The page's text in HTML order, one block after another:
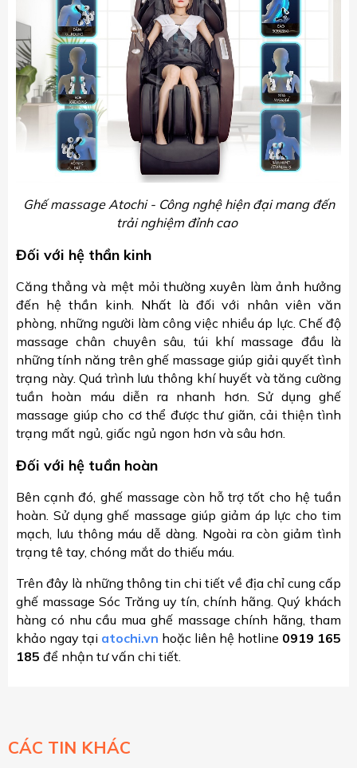
Ghế massage Atochi - Công nghệ hiện đại mang đến
trải nghiệm đỉnh cao
Đối với hệ thần kinh
Căng thẳng và mệt mỏi thường xuyên làm ảnh hưởng
đến hệ thần kinh. Nhất là đối với nhân viên văn
phòng, những người làm công việc nhiều áp lực. Chế độ
massage chân chuyên sâu, túi khí massage đầu là
những tính năng trên ghế massage giúp giải quyết tình
trạng này. Quá trình lưu thông khí huyết và tăng cường
tuần hoàn máu diễn ra nhanh hơn. Sử dụng ghế
massage giúp cho cơ thể được thư giãn, cải thiện tình
trạng mất ngủ, giấc ngủ ngon hơn và sâu hơn.
Đối với hệ tuần hoàn
Bên cạnh đó, ghế massage còn hỗ trợ tốt cho hệ tuần
hoàn. Sử dụng ghế massage giúp giảm áp lực cho tim
mạch, lưu thông máu dễ dàng. Ngoài ra còn giảm tình
trạng tê tay, chóng mắt do thiếu máu.
Trên đây là những thông tin chi tiết về địa chỉ cung cấp
ghế massage Sóc Trăng uy tín, chính hãng. Quý khách
hàng có nhu cầu mua ghế massage chính hãng, tham
khảo ngay tại atochi.vn hoặc liên hệ hotline 0919 165
185 để nhận tư vấn chi tiết.
CÁC TIN KHÁC